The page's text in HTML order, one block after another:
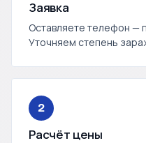
Заявка
Оставляете телефон —
Уточняем степень
2
Расчёт цены